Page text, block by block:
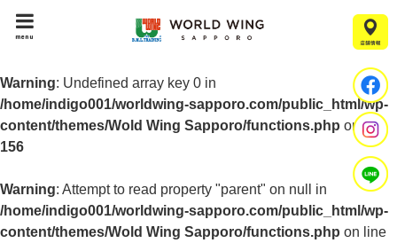
menu
Warning: Undefined array key 0 in
/home/indigo001/worldwing-sapporo.com/public_html/wp-
content/themes/Wold Wing Sapporo/functions.php on line
156
Warning: Attempt to read property "parent" on null in
/home/indigo001/worldwing-sapporo.com/public_html/wp-
content/themes/Wold Wing Sapporo/functions.php on line